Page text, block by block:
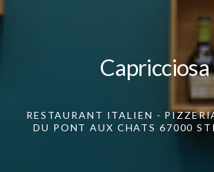
Capricciosa
RESTAURANT ITALIEN -
DU PONT AUX CHATS 67000
Capricciosa